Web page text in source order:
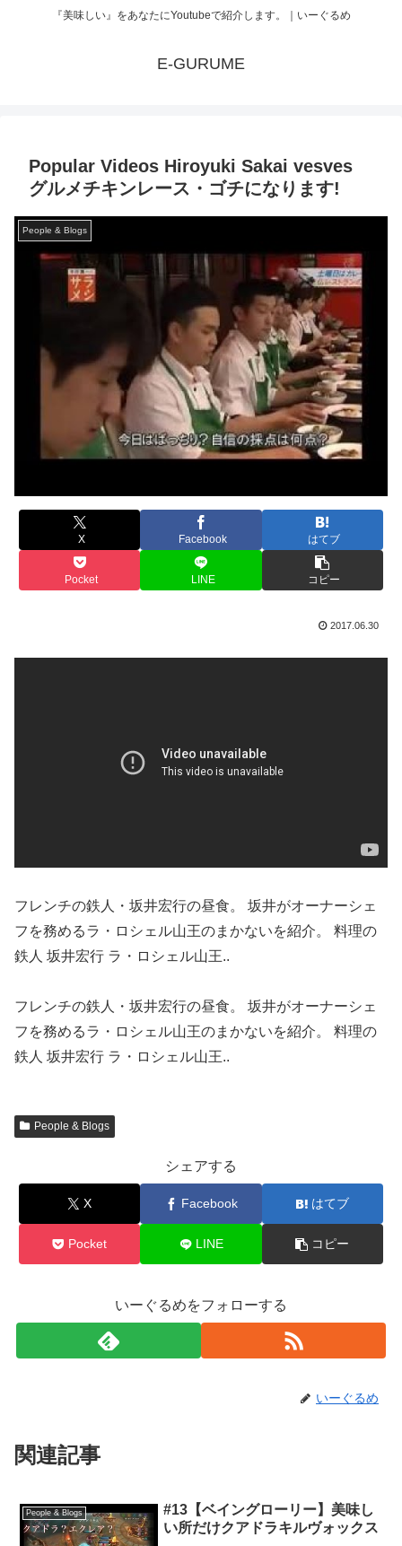
『美味しい』をあなたにYoutubeで紹介します。｜いーぐるめ
E-GURUME
Popular Videos Hiroyuki Sakai vesves
グルメチキンレース・ゴチになります!
People & Blogs
X Facebook はてブ
Pocket LINE コピー
2017.06.30
フレンチの鉄人・坂井宏行の昼食。 坂井がオーナーシェ
フを務めるラ・ロシェル山王のまかないを紹介。 料理の
鉄人 坂井宏行 ラ・ロシェル山王..
フレンチの鉄人・坂井宏行の昼食。 坂井がオーナーシェ
フを務めるラ・ロシェル山王のまかないを紹介。 料理の
鉄人 坂井宏行 ラ・ロシェル山王..
People & Blogs
シェアする
X Facebook はてブ
Pocket LINE コピー
いーぐるめをフォローする
いーぐるめ
関連記事
People & Blogs
#13【ベイングローリー】美味し
い所だけクアドラキルヴォックス